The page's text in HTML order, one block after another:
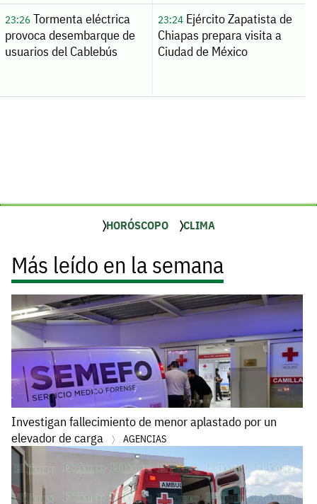
23:26Tormenta eléctrica
provoca desembarque de
usuarios del Cablebús
23:24Ejército Zapatista de
Chiapas prepara visita a
Ciudad de México
HORÓSCOPO CLIMA
Más leído en la semana
Investigan fallecimiento de menor aplastado por un
elevador de carga
AGENCIAS